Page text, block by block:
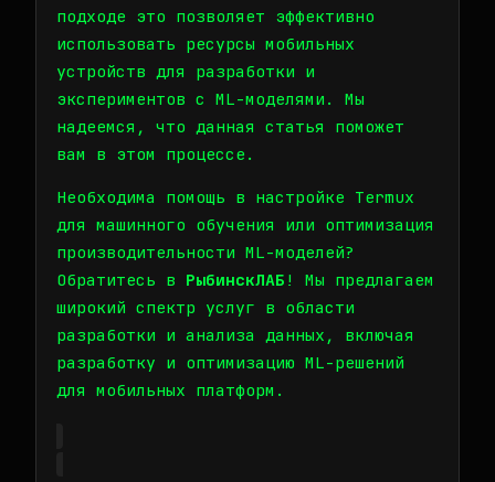
подходе это позволяет эффективно
использовать ресурсы мобильных
устройств для разработки и
экспериментов с ML-моделями. Мы
надеемся, что данная статья поможет
вам в этом процессе.
Необходима помощь в настройке Termux
для машинного обучения или оптимизация
производительности ML-моделей?
Обратитесь в РыбинскЛАБ ! Мы предлагаем
широкий спектр услуг в области
разработки и анализа данных, включая
разработку и оптимизацию ML-решений
для мобильных платформ.